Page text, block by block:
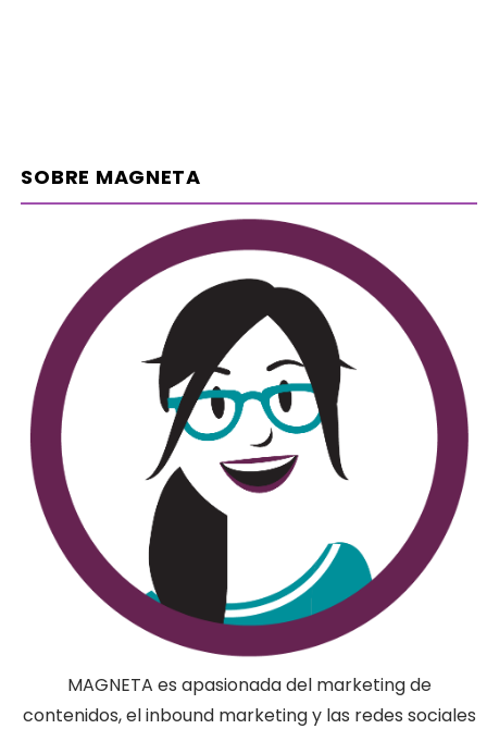
SOBRE MAGNETA
MAGNETA es apasionada del marketing de
contenidos, el inbound marketing y las redes sociales